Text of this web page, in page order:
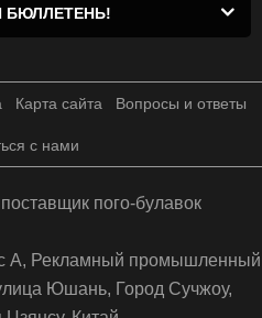
Карта сайта Вопросы и ответы
с нами
пого-булавок
А, Рекламный промышленный
Юшань, Город Сучжоу,